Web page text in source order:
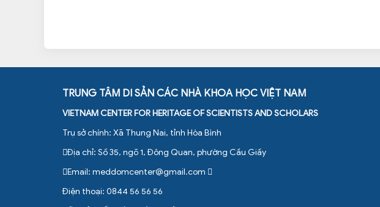
TRUNG TÂM DI SẢN CÁC NHÀ KHOA HỌC VIỆT NAM
VIETNAM CENTER FOR HERITAGE OF SCIENTISTS AND SCHOLARS
Trụ sở chính: Xã Thung Nai, tỉnh Hòa Bình
Địa chỉ: Số 35, ngõ 1, Đông Quan, phường Cầu Giấy
Email: meddomcenter@gmail.com
Điện thoại: 0844 56 56 56